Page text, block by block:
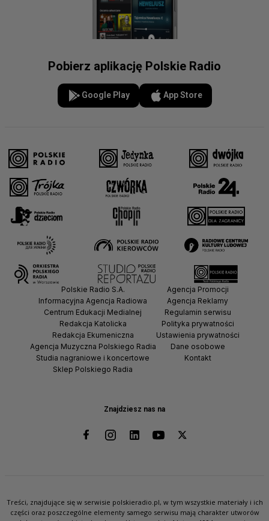
Pobierz aplikację Polskie Radio
Google Play App Store
Znajdziesz nas na
Polskie Radio S.A.
Informacyjna Agencja Radiowa
Centrum Edukacji Medialnej
Redakcja Katolicka
Redakcja Ekumeniczna
Agencja Muzyczna Polskiego Radia
Studia nagraniowe i koncertowe
Sklep Polskiego Radia
Agencja Promocji
Agencja Reklamy
Regulamin serwisu
Polityka prywatności
Ustawienia prywatności
Dane osobowe
Kontakt
Treści, znajdujące się w serwisie polskieradio.pl, w tym wszystkie materiały i ich
części oraz poszczególne elementy samego serwisu mają charakter utworów